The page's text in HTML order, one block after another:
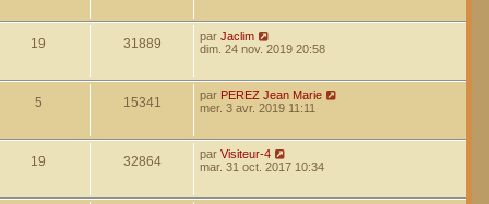
19 31889 par Jaclim
dim. 24 nov. 2019 20:58
5 15341 par PEREZ Jean Marie
mer. 3 avr. 2019 11:11
19 32864 par Visiteur-4
mar. 31 oct. 2017 10:34